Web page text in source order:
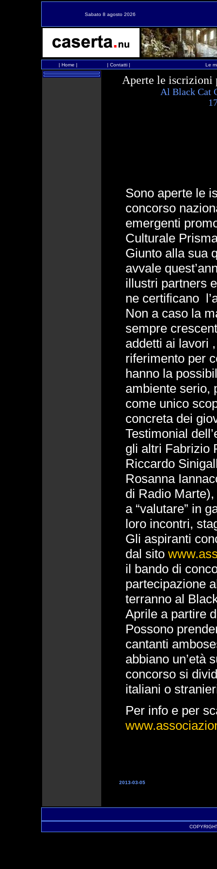
Sabato 8 agosto 2026
| Home | | Contatti| Le
Aperte le iscrizioni
Al Black Cat
Sono aperte le
concorso
emergenti
Culturale
Giunto alla sua
avvale
illustri partners
ne certificano
Non a caso la
sempre
addetti ai lavori
riferimento per
hanno la
ambiente serio,
come unico
concreta dei
Testimonial
gli altri Fabrizio
Riccardo
Rosanna
di Radio
a “valutare” in
loro incontri,
Gli aspiranti
dal sito
il bando di
partecipazione
terranno al
Aprile a partire
Possono
cantanti
abbiano un’età
concorso si
italiani o
Per info e per
2013-03-05